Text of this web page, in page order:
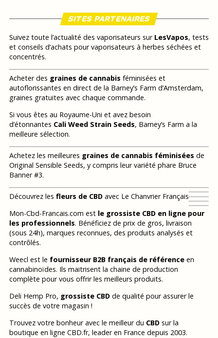
SITES PARTENAIRES
Suivez toute l’actualité des vaporisateurs sur LesVapos, tests
et conseils d’achats pour vaporisateurs à herbes séchées et
concentrés.
Acheter des graines de cannabis féminisées et
autoflorissantes en direct de la Barney’s Farm d’Amsterdam,
graines gratuites avec chaque commande.
Si vous êtes au Royaume-Uni et avez besoin
d’étonnantes Cali Weed Strain Seeds, Barney’s Farm a la
meilleure sélection.
Achetez les meilleures graines de cannabis féminisées de
Original Sensible Seeds, y compris leur variété phare Bruce
Banner #3.
Découvrez les fleurs de CBDavec Le Chanvrier Français
Mon-Cbd-Francais.com est le grossiste CBD en ligne pour
les professionnels. Bénéficiez de prix de gros, livraison
(sous 24h), marques reconnues, des produits analysés et
contrôlés.
Weecl est le fournisseur B2B français de référenceen
cannabinoïdes. Ils maitrisent la chaine de production
complète pour vous offrir les meilleurs produits.
Deli Hemp Pro, grossiste CBDde qualité pour assurer le
succès de votre magasin !
Trouvez votre bonheur avec le meilleur du CBDsur la
boutique en ligne CBD.fr, leader en France depuis 2003.